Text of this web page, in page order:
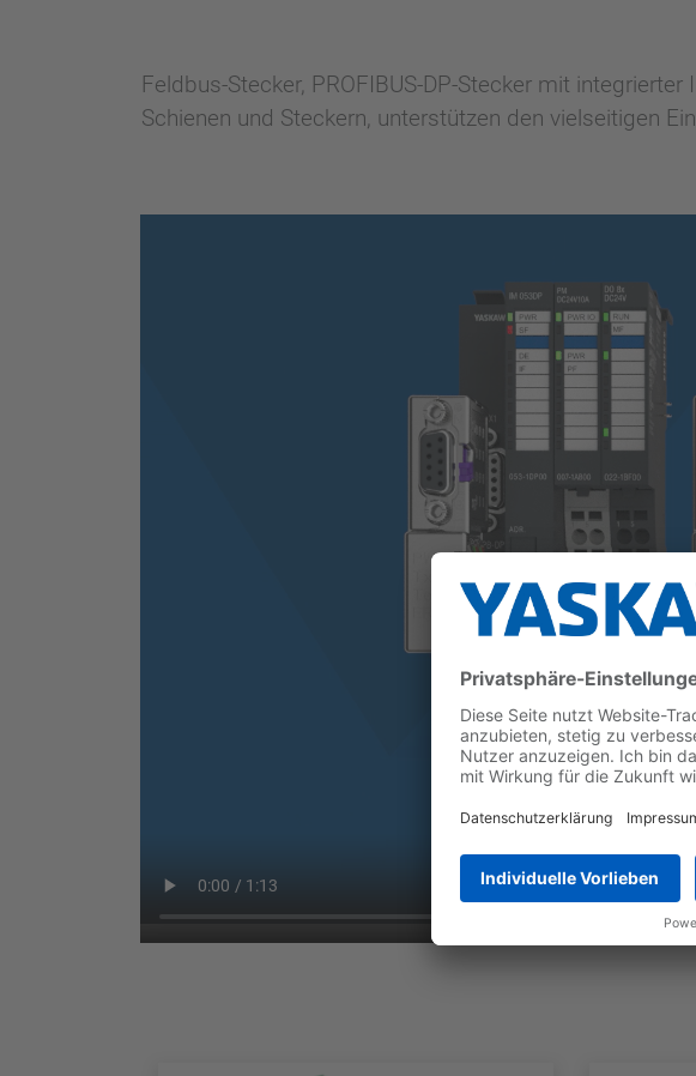
Feldbus-Stecker, PROFIBUS-DP-Stecker mit
Schienen und Steckern, unterstützen den vielseitigen